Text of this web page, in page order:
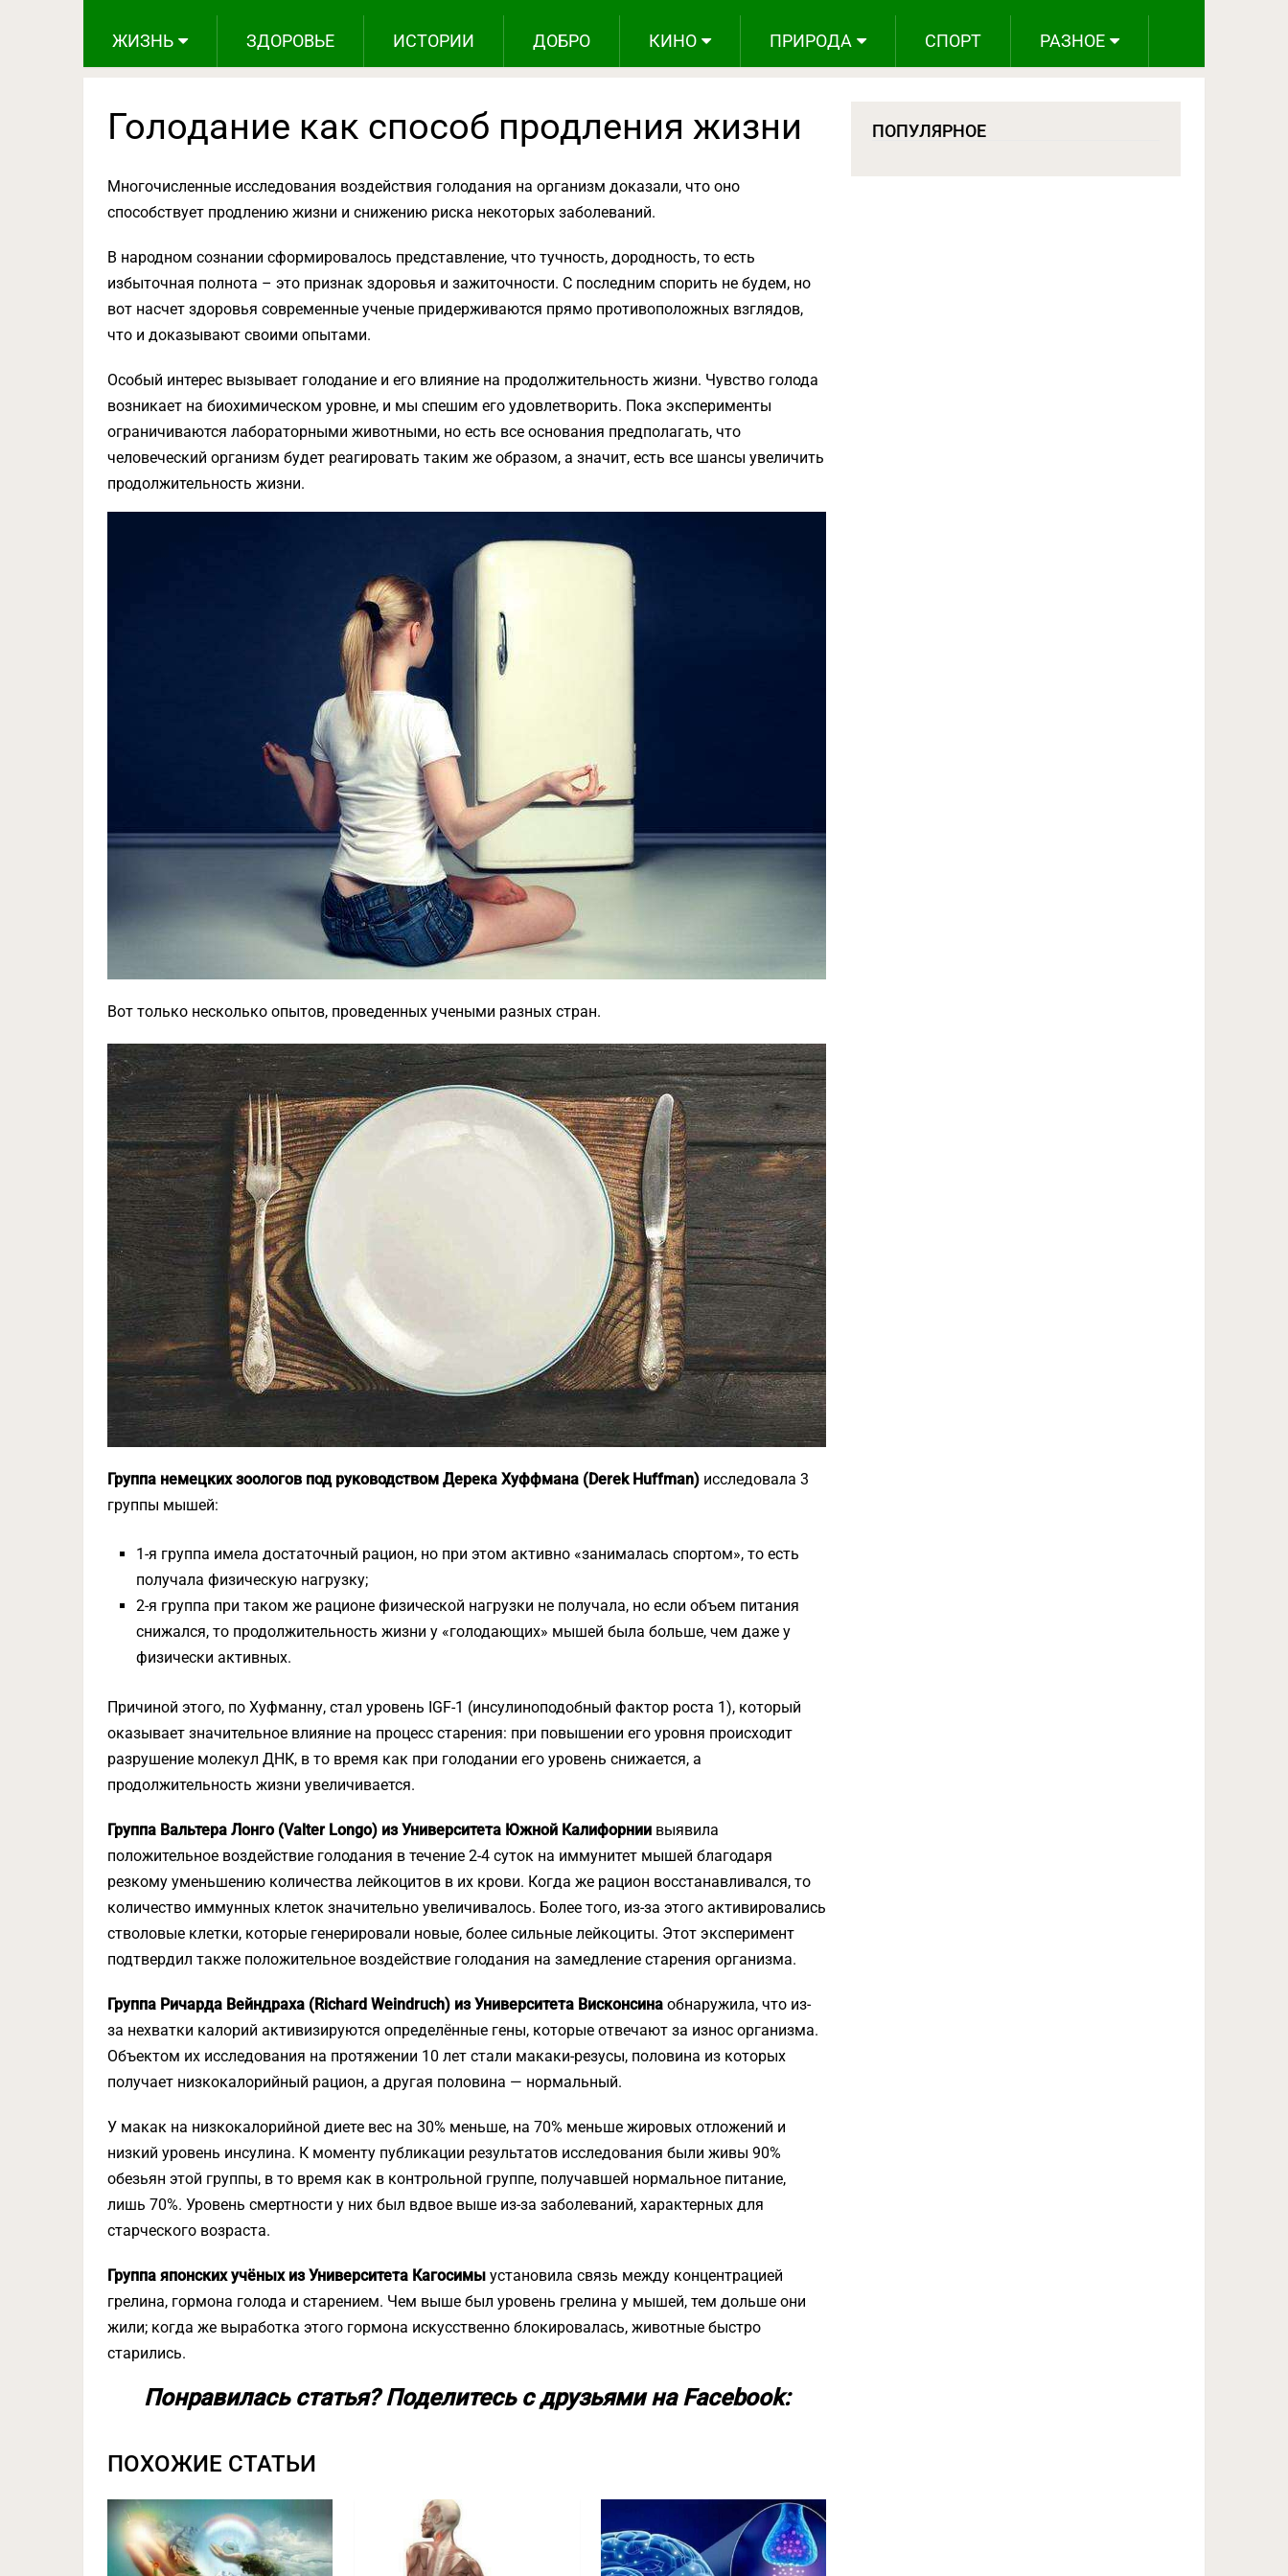
ЖИЗНЬ ЗДОРОВЬЕ ИСТОРИИ ДОБРО КИНО ПРИРОДА СПОРТ РАЗНОЕ
Голодание как способ продления жизни
Многочисленные исследования воздействия голодания на организм доказали, что оно
способствует продлению жизни и снижению риска некоторых заболеваний.
В народном сознании сформировалось представление, что тучность, дородность, то есть
избыточная полнота – это признак здоровья и зажиточности. С последним спорить не будем, но
вот насчет здоровья современные ученые придерживаются прямо противоположных взглядов,
что и доказывают своими опытами.
Особый интерес вызывает голодание и его влияние на продолжительность жизни. Чувство голода
возникает на биохимическом уровне, и мы спешим его удовлетворить. Пока эксперименты
ограничиваются лабораторными животными, но есть все основания предполагать, что
человеческий организм будет реагировать таким же образом, а значит, есть все шансы увеличить
продолжительность жизни.
Вот только несколько опытов, проведенных учеными разных стран.
Группа немецких зоологов под руководством Дерека Хуффмана (Derek Huffman) исследовала 3
группы мышей:
1-я группа имела достаточный рацион, но при этом активно «занималась спортом», то есть
получала физическую нагрузку;
2-я группа при таком же рационе физической нагрузки не получала, но если объем питания
снижался, то продолжительность жизни у «голодающих» мышей была больше, чем даже у
физически активных.
Причиной этого, по Хуфманну, стал уровень IGF-1 (инсулиноподобный фактор роста 1), который
оказывает значительное влияние на процесс старения: при повышении его уровня происходит
разрушение молекул ДНК, в то время как при голодании его уровень снижается, а
продолжительность жизни увеличивается.
Группа Вальтера Лонго (Valter Longo) из Университета Южной Калифорнии выявила
положительное воздействие голодания в течение 2-4 суток на иммунитет мышей благодаря
резкому уменьшению количества лейкоцитов в их крови. Когда же рацион восстанавливался, то
количество иммунных клеток значительно увеличивалось. Более того, из-за этого активировались
стволовые клетки, которые генерировали новые, более сильные лейкоциты. Этот эксперимент
подтвердил также положительное воздействие голодания на замедление старения организма.
Группа Ричарда Вейндраха (Richard Weindruch) из Университета Висконсина обнаружила, что из-
за нехватки калорий активизируются определённые гены, которые отвечают за износ организма.
Объектом их исследования на протяжении 10 лет стали макаки-резусы, половина из которых
получает низкокалорийный рацион, а другая половина — нормальный.
У макак на низкокалорийной диете вес на 30% меньше, на 70% меньше жировых отложений и
низкий уровень инсулина. К моменту публикации результатов исследования были живы 90%
обезьян этой группы, в то время как в контрольной группе, получавшей нормальное питание,
лишь 70%. Уровень смертности у них был вдвое выше из-за заболеваний, характерных для
старческого возраста.
Группа японских учёных из Университета Кагосимы установила связь между концентрацией
грелина, гормона голода и старением. Чем выше был уровень грелина у мышей, тем дольше они
жили; когда же выработка этого гормона искусственно блокировалась, животные быстро
старились.
Понравилась статья? Поделитесь с друзьями на Facebook:
ПОХОЖИЕ СТАТЬИ
ПОПУЛЯРНОЕ